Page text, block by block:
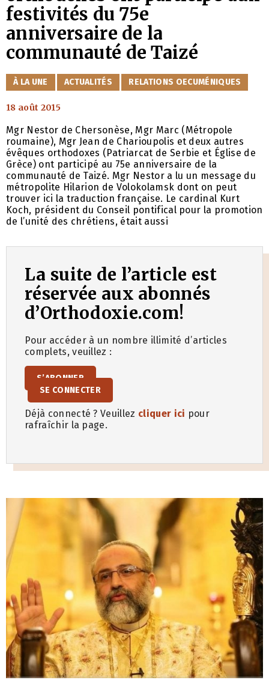
festivités du 75e
anniversaire de la
communauté de Taizé
CATÉGORIES
À LA UNE ACTUALITÉS RELATIONS OECUMÉNIQUES
18 août 2015
Mgr Nestor de Chersonèse, Mgr Marc (Métropole
roumaine), Mgr Jean de Charioupolis et deux autres
évêques orthodoxes (Patriarcat de Serbie et Église de
Grèce) ont participé au 75e anniversaire de la
communauté de Taizé. Mgr Nestor a lu un message du
métropolite Hilarion de Volokolamsk dont on peut
trouver ici la traduction française. Le cardinal Kurt
Koch, président du Conseil pontifical pour la promotion
de l’unité des chrétiens, était aussi
La suite de l’article est
réservée aux abonnés
d’Orthodoxie.com!
Pour accéder à un nombre illimité d’articles
complets, veuillez :
S’ABONNER
SE CONNECTER
Déjà connecté ? Veuillez cliquer ici pour
rafraîchir la page.